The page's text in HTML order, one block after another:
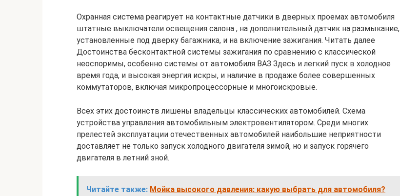
Охранная система реагирует на контактные датчики в дверных проемах автомобиля
штатные выключатели освещения салона , на дополнительный датчик на размыкание,
установленные под дверку багажника, и на включение зажигания. Читать далее
Достоинства бесконтактной системы зажигания по сравнению с классической
неоспоримы, особенно системы от автомобиля ВАЗ Здесь и легкий пуск в холодное
время года, и высокая энергия искры, и наличие в продаже более совершенных
коммутаторов, включая микропроцессорные и многоискровые.
Всех этих достоинств лишены владельцы классических автомобилей. Схема
устройства управления автомобильным электровентилятором. Среди многих
прелестей эксплуатации отечественных автомобилей наибольшие неприятности
доставляет не только запуск холодного двигателя зимой, но и запуск горячего
двигателя в летний зной.
Читайте также: Мойка высокого давления: какую выбрать для автомобиля?